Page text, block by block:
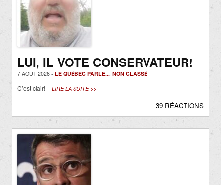
LUI, IL VOTE CONSERVATEUR!
7 AOÛT 2026 - LE QUÉBEC PARLE..., NON CLASSÉ
C’est clair! LIRE LA SUITE >>
39 RÉACTIONS